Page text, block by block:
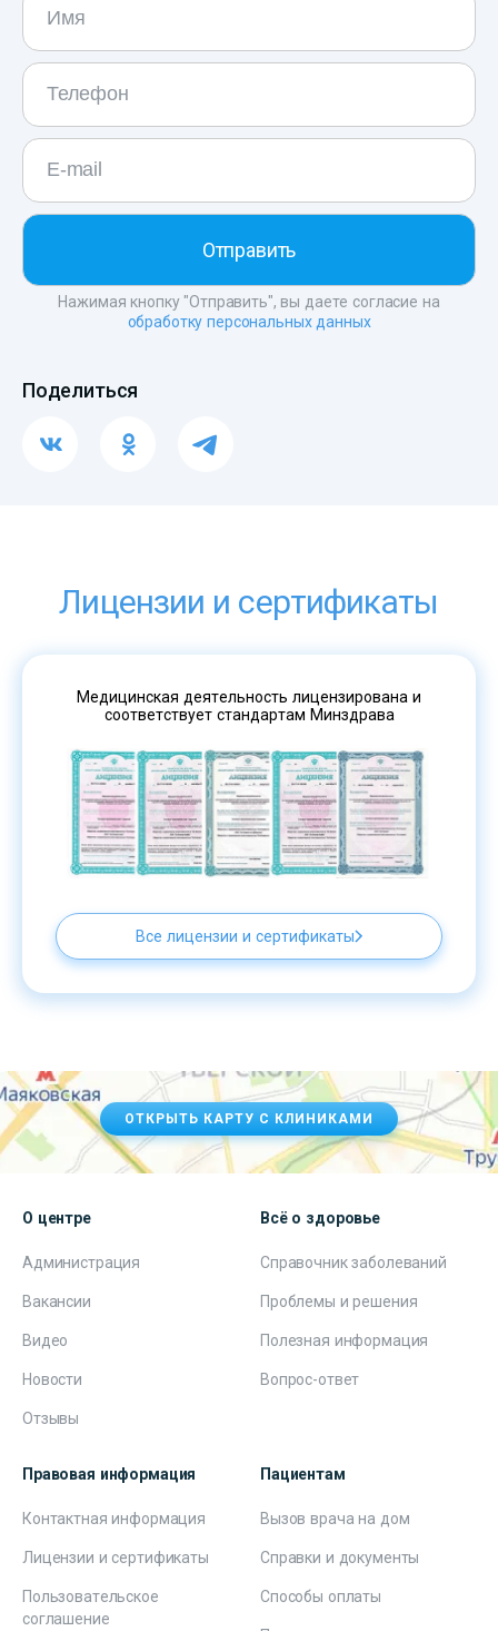
Нажимая кнопку "Отправить", вы даете согласие на
обработку персональных данных
Поделиться
Лицензии и сертификаты
Медицинская деятельность лицензирована и
соответствует стандартам Минздрава
Все лицензии и сертификаты
ОТКРЫТЬ КАРТУ С КЛИНИКАМИ
О центре
Администрация
Вакансии
Видео
Новости
Отзывы
Всё о здоровье
Справочник заболеваний
Проблемы и решения
Полезная информация
Вопрос-ответ
Правовая информация
Контактная информация
Лицензии и сертификаты
Пользовательское
соглашение
Пациентам
Вызов врача на дом
Справки и документы
Способы оплаты